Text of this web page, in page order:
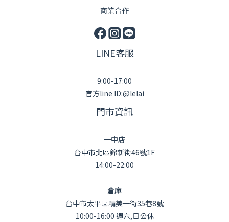
商業合作
LINE客服
9:00-17:00
官方line ID:@lelai
門市資訊
一中店
台中市北區錦新街46號1F
14:00-22:00
倉庫
台中市太平區精美一街35巷8號
10:00-16:00 週六,日公休